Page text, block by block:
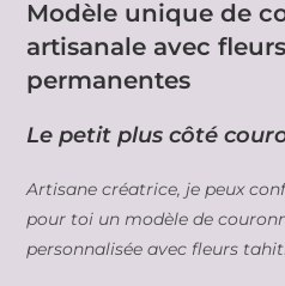
Modèle unique de
artisanale avec
permanentes
Le petit plus côté
Artisane créatrice, je peux
pour toi un modèle de
personnalisée avec fleurs